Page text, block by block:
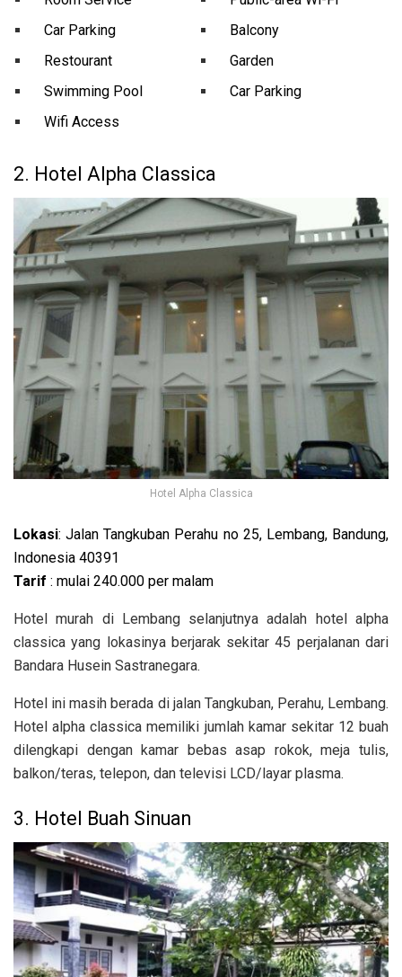
Car Parking
Balcony
Restourant
Garden
Swimming Pool
Car Parking
Wifi Access
2. Hotel Alpha Classica
Hotel Alpha Classica
Lokasi: Jalan Tangkuban Perahu no 25, Lembang, Bandung,
Indonesia 40391
Tarif : mulai 240.000 per malam
Hotel murah di Lembang selanjutnya adalah hotel alpha
classica yang lokasinya berjarak sekitar 45 perjalanan dari
Bandara Husein Sastranegara.
Hotel ini masih berada di jalan Tangkuban, Perahu, Lembang.
Hotel alpha classica memiliki jumlah kamar sekitar 12 buah
dilengkapi dengan kamar bebas asap rokok, meja tulis,
balkon/teras, telepon, dan televisi LCD/layar plasma.
3. Hotel Buah Sinuan